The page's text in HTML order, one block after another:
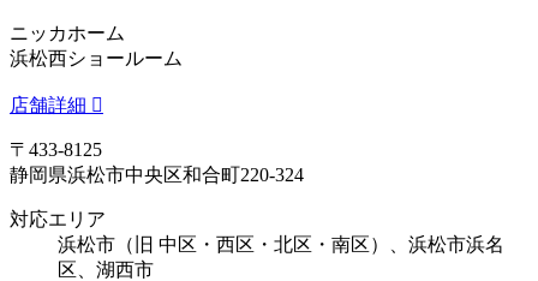
ニッカホーム
浜松西ショールーム
店舗詳細
〒433-8125
静岡県浜松市中央区和合町220-324
対応エリア
浜松市（旧 中区・西区・北区・南区）、浜松市浜名
区、湖西市